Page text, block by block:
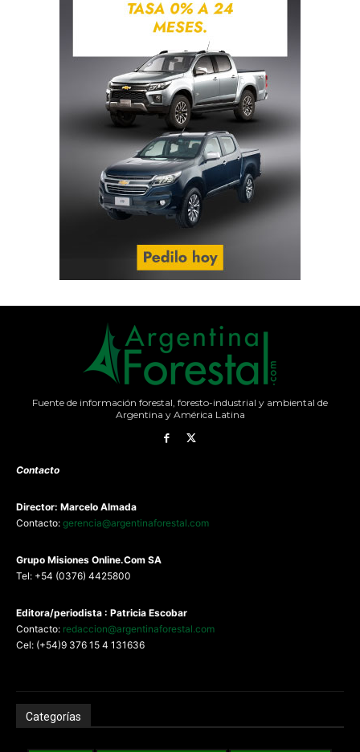
Fuente de información forestal, foresto-industrial y ambiental de
Argentina y América Latina
Contacto
Director: Marcelo Almada
Contacto: gerencia@argentinaforestal.com
Grupo Misiones Online.Com SA
Tel: +54 (0376) 4425800
Editora/periodista : Patricia Escobar
Contacto: redaccion@argentinaforestal.com
Cel: (+54)9 376 15 4 131636
Categorías